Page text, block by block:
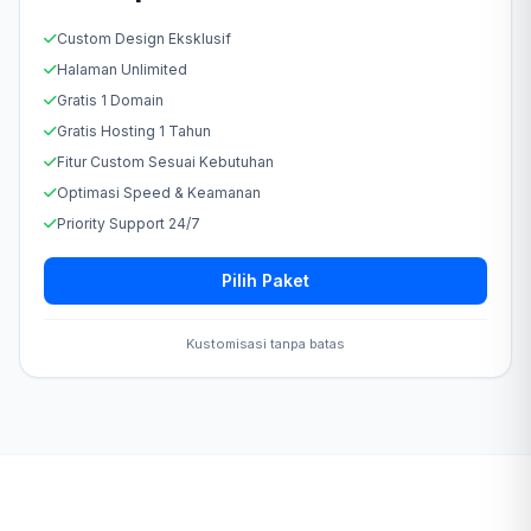
Custom Design Eksklusif
Halaman Unlimited
Gratis 1 Domain
Gratis Hosting 1 Tahun
Fitur Custom Sesuai Kebutuhan
Optimasi Speed & Keamanan
Priority Support 24/7
Pilih Paket
Kustomisasi tanpa batas